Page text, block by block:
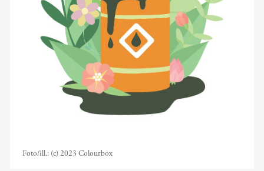
Foto/ill.: (c) 2023 Colourbox